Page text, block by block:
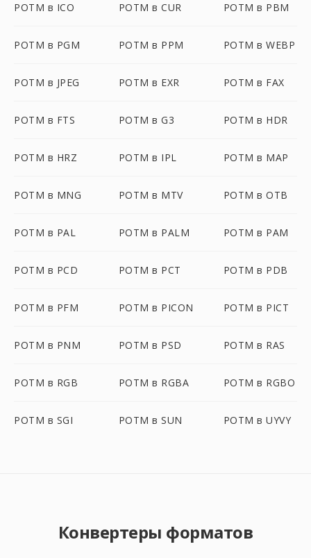
POTM в ICO POTM в CUR POTM в PBM
POTM в PGM POTM в PPM POTM в WEBP
POTM в JPEG POTM в EXR POTM в FAX
POTM в FTS POTM в G3 POTM в HDR
POTM в HRZ POTM в IPL POTM в MAP
POTM в MNG POTM в MTV POTM в OTB
POTM в PAL POTM в PALM POTM в PAM
POTM в PCD POTM в PCT POTM в PDB
POTM в PFM POTM в PICON POTM в PICT
POTM в PNM POTM в PSD POTM в RAS
POTM в RGB POTM в RGBA POTM в RGBO
POTM в SGI POTM в SUN POTM в UYVY
Конвертеры форматов